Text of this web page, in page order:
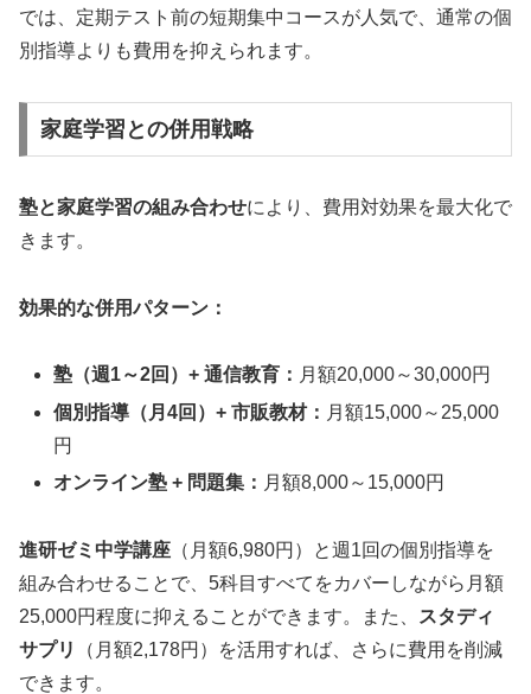
では、定期テスト前の短期集中コースが人気で、通常の個
別指導よりも費用を抑えられます。
家庭学習との併用戦略
塾と家庭学習の組み合わせにより、費用対効果を最大化で
きます。
効果的な併用パターン：
塾（週1～2回）+ 通信教育： 月額20,000～30,000円
個別指導（月4回）+ 市販教材： 月額15,000～25,000
円
オンライン塾 + 問題集： 月額8,000～15,000円
進研ゼミ中学講座 （月額6,980円）と週1回の個別指導を
組み合わせることで、5科目すべてをカバーしながら月額
25,000円程度に抑えることができます。また、
スタディ
サプリ
（月額2,178円）を活用すれば、さらに費用を削減
できます。